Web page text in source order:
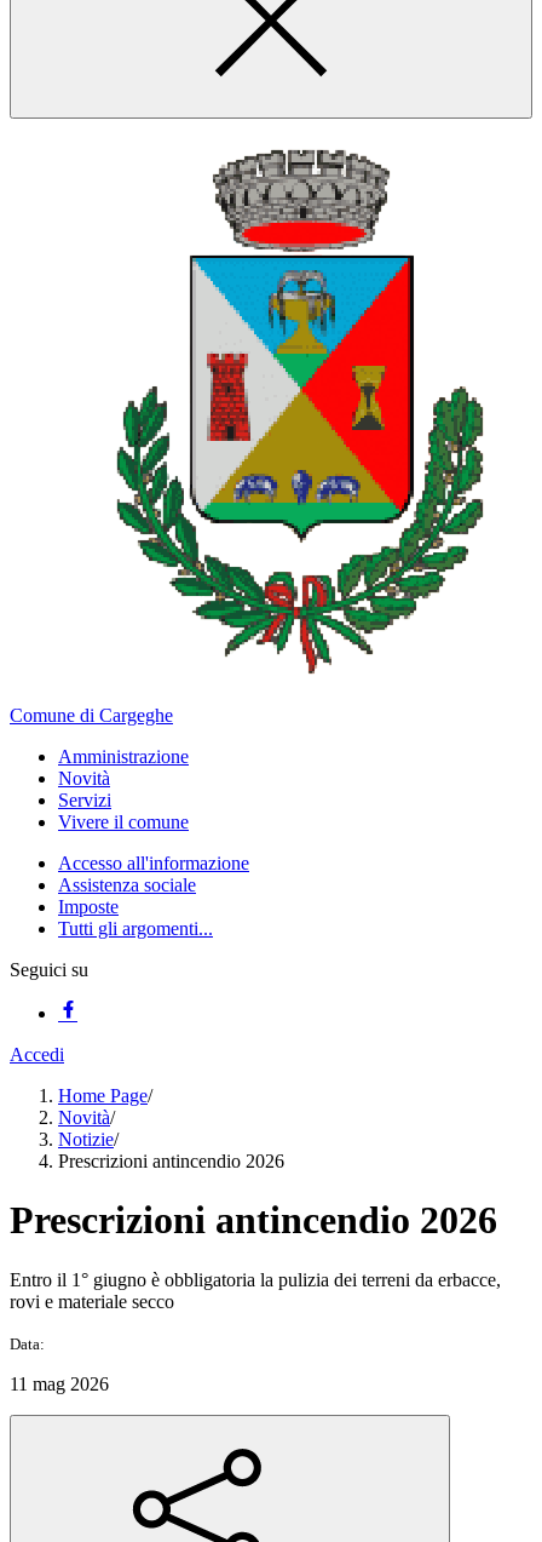
Comune di Cargeghe
Amministrazione
Novità
Servizi
Vivere il comune
Accesso all'informazione
Assistenza sociale
Imposte
Tutti gli argomenti...
Seguici su
Accedi
Home Page/
Novità/
Notizie/
Prescrizioni antincendio 2026
Prescrizioni antincendio 2026
Entro il 1° giugno è obbligatoria la pulizia dei terreni da erbacce,
rovi e materiale secco
Data:
11 mag 2026